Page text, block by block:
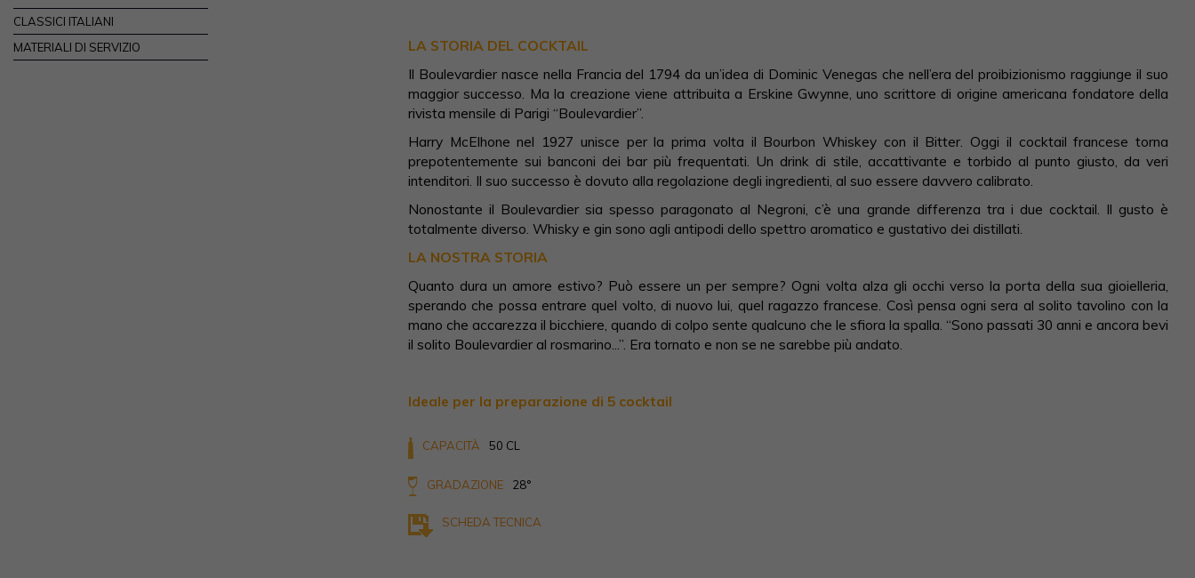
CLASSICI ITALIANI
MATERIALI DI SERVIZIO
LA STORIA DEL COCKTAIL
Il Boulevardier nasce nella Francia del 1794 da un’idea di Dominic Venegas che nell’era del proibizionismo raggiunge il suo
maggior successo. Ma la creazione viene attribuita a Erskine Gwynne, uno scrittore di origine americana fondatore della
rivista mensile di Parigi “Boulevardier”.
Harry McElhone nel 1927 unisce per la prima volta il Bourbon Whiskey con il Bitter. Oggi il cocktail francese torna
prepotentemente sui banconi dei bar più frequentati. Un drink di stile, accattivante e torbido al punto giusto, da veri
intenditori. Il suo successo è dovuto alla regolazione degli ingredienti, al suo essere davvero calibrato.
Nonostante il Boulevardier sia spesso paragonato al Negroni, c’è una grande differenza tra i due cocktail. Il gusto è
totalmente diverso. Whisky e gin sono agli antipodi dello spettro aromatico e gustativo dei distillati.
LA NOSTRA STORIA
Quanto dura un amore estivo? Può essere un per sempre? Ogni volta alza gli occhi verso la porta della sua gioielleria,
sperando che possa entrare quel volto, di nuovo lui, quel ragazzo francese. Così pensa ogni sera al solito tavolino con la
mano che accarezza il bicchiere, quando di colpo sente qualcuno che le sfiora la spalla. “Sono passati 30 anni e ancora bevi
il solito Boulevardier al rosmarino...”. Era tornato e non se ne sarebbe più andato.
Ideale per la preparazione di 5 cocktail
CAPACITÀ 50 CL
GRADAZIONE 28°
SCHEDA TECNICA